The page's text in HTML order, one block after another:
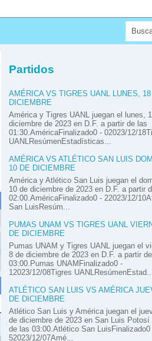
Partidos
AMÉRICA VS TIGRES UANL LUNES, 18
DICIEMBRE
América y Tigres UANL juegan el lunes,
diciembre de 2023 en D.F. a partir de las
01:30.AméricaFinalizado0 - 02023/12/
UANLResúmenEstadísticas...
AMÉRICA VS ATLÉTICO SAN LUIS
10 DE DICIEMBRE
América y Atlético San Luis juegan el
10 de diciembre de 2023 en D.F. a partir
02:00.AméricaFinalizado0 - 22023/12/
San LuisResúm...
PUMAS UNAM VS TIGRES UANL
DE DICIEMBRE
Pumas UNAM y Tigres UANL juegan el
8 de diciembre de 2023 en D.F. a partir
03:00.Pumas UNAMFinalizado0 -
12023/12/08Tigres
ATLÉTICO SAN LUIS VS AMÉRICA
DE DICIEMBRE
Atlético San Luis y América juegan el
de diciembre de 2023 en San Luis Potosí
de las 03:00.Atlético San LuisFinalizado0
52023/12/07Amé...